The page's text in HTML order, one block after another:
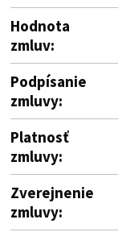
Hodnota
zmluv:
Podpísanie
zmluvy:
Platnosť
zmluvy:
Zverejnenie
zmluvy: